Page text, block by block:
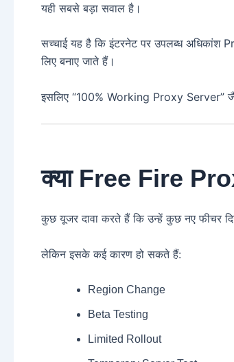
यही सबसे बड़ा सवाल है।
सच्चाई यह है कि इंटरनेट पर उपलब्ध अधिकांश
लिए बनाए जाते हैं।
इसलिए “100% Working Proxy Server”
क्या Free Fire
कुछ यूजर दावा करते हैं कि उन्हें कुछ नए फीचर
लेकिन इसके कई कारण हो सकते हैं:
Region Change
Beta Testing
Limited Rollout